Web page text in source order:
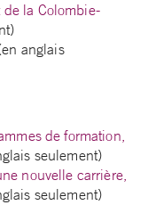
de la Colombie-
anglais
de formation,
seulement)
nouvelle carrière,
seulement)